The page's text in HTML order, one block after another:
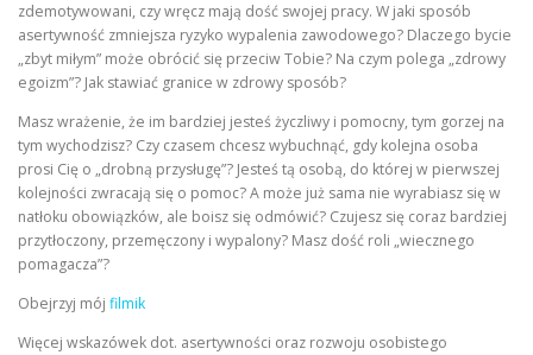
zdemotywowani, czy wręcz mają dość swojej pracy. W jaki sposób
asertywność zmniejsza ryzyko wypalenia zawodowego? Dlaczego bycie
„zbyt miłym” może obrócić się przeciw Tobie? Na czym polega „zdrowy
egoizm”? Jak stawiać granice w zdrowy sposób?
Masz wrażenie, że im bardziej jesteś życzliwy i pomocny, tym gorzej na
tym wychodzisz? Czy czasem chcesz wybuchnąć, gdy kolejna osoba
prosi Cię o „drobną przysługę”? Jesteś tą osobą, do której w pierwszej
kolejności zwracają się o pomoc? A może już sama nie wyrabiasz się w
natłoku obowiązków, ale boisz się odmówić? Czujesz się coraz bardziej
przytłoczony, przemęczony i wypalony? Masz dość roli „wiecznego
pomagacza”?
Obejrzyj mój filmik
Więcej wskazówek dot. asertywności oraz rozwoju osobistego